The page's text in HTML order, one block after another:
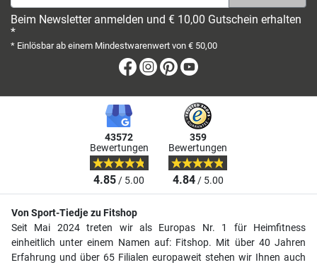
Beim Newsletter anmelden und € 10,00 Gutschein erhalten
*
* Einlösbar ab einem Mindestwarenwert von € 50,00
Facebook
Instagram
Pinterest
43572
Bewertungen
4.85/ 5.00
359
Bewertungen
4.84/ 5.00
Von Sport-Tiedje zu Fitshop
Seit Mai 2024 treten wir als Europas Nr. 1 für Heimfitness
einheitlich unter einem Namen auf: Fitshop. Mit über 40 Jahren
Erfahrung und über 65 Filialen europaweit stehen wir Ihnen auch